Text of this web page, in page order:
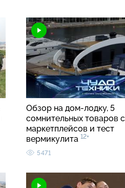
Обзор на дом-лодку, 5
сомнительных товаров с
маркетплейсов и тест
вермикулита 12+
5471